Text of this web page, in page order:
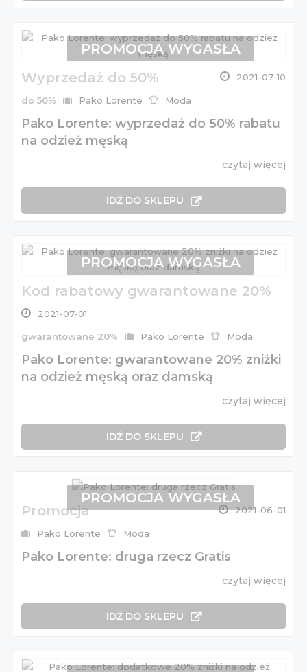
Wyprzedaż do 50% 2021-07-10
do 50% Pako Lorente Moda
Pako Lorente: wyprzedaż do 50% rabatu
na odzież męską
czytaj więcej
IDŹ DO SKLEPU
PROMOCJA WYGASŁA
Kod rabatowy gwarantowane 20%
2021-07-01
gwarantowane 20% Pako Lorente Moda
Pako Lorente: gwarantowane 20% zniżki
na odzież męską oraz damską
czytaj więcej
IDŹ DO SKLEPU
PROMOCJA WYGASŁA
Promocja 2021-06-01
Pako Lorente Moda
Pako Lorente: druga rzecz Gratis
czytaj więcej
IDŹ DO SKLEPU
PROMOCJA WYGASŁA